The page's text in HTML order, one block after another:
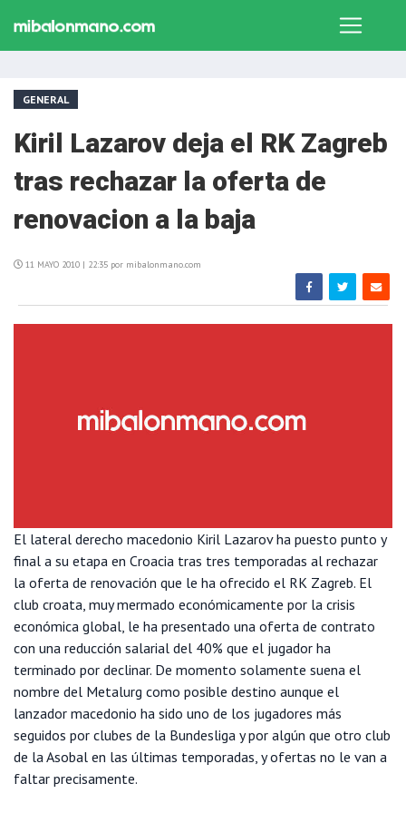
GENERAL
Kiril Lazarov deja el RK Zagreb
tras rechazar la oferta de
renovacion a la baja
11 MAYO 2010 | 22:35 por mibalonmano.com
El lateral derecho macedonio Kiril Lazarov ha puesto punto y
final a su etapa en Croacia tras tres temporadas al rechazar
la oferta de renovación que le ha ofrecido el RK Zagreb. El
club croata, muy mermado económicamente por la crisis
económica global, le ha presentado una oferta de contrato
con una reducción salarial del 40% que el jugador ha
terminado por declinar. De momento solamente suena el
nombre del Metalurg como posible destino aunque el
lanzador macedonio ha sido uno de los jugadores más
seguidos por clubes de la Bundesliga y por algún que otro club
de la Asobal en las últimas temporadas, y ofertas no le van a
faltar precisamente.